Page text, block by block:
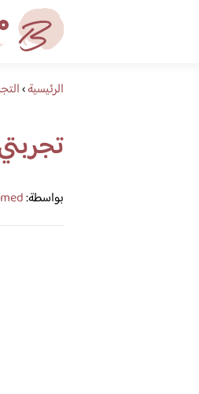
الرئيسية›
بواسطة: